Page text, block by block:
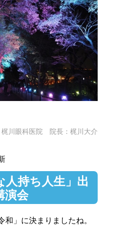
梶川眼科医院 院長：梶川大介
人持ち人生」出
演会
和」に決まりましたね。